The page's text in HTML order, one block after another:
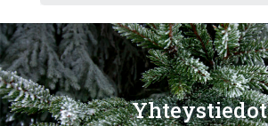
Yhteystiedot